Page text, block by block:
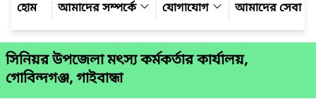
আমাদের সম্পর্কে
যোগাযোগ আমাদের সেবা
সিনিয়র উপজেলা মৎস্য কর্মকর্তার কার্যালয়,
গোবিন্দগঞ্জ, গাইবান্ধা